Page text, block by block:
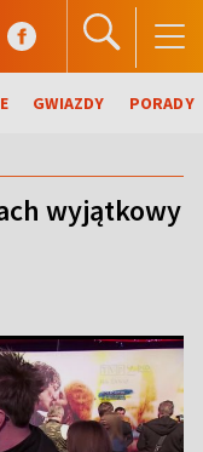
GWIAZDY PORADY
wyjątkowy